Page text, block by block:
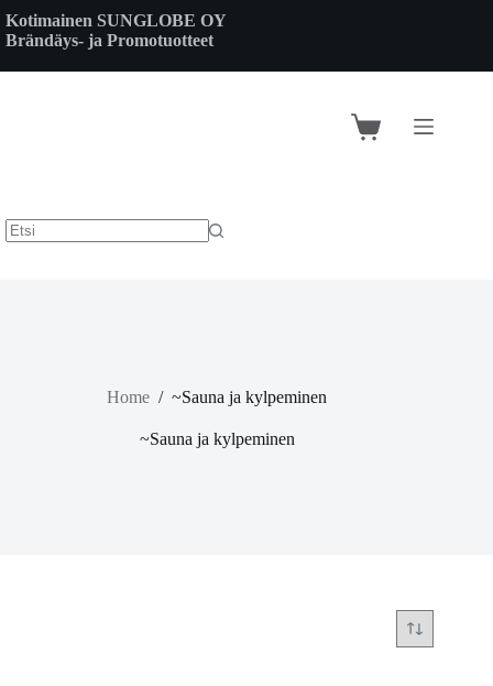
to
content
Kotimainen SUNGLOBE OY
Brändäys- ja Promotuotteet
Shopping
Home / ~Sauna ja kylpeminen
~Sauna ja kylpeminen